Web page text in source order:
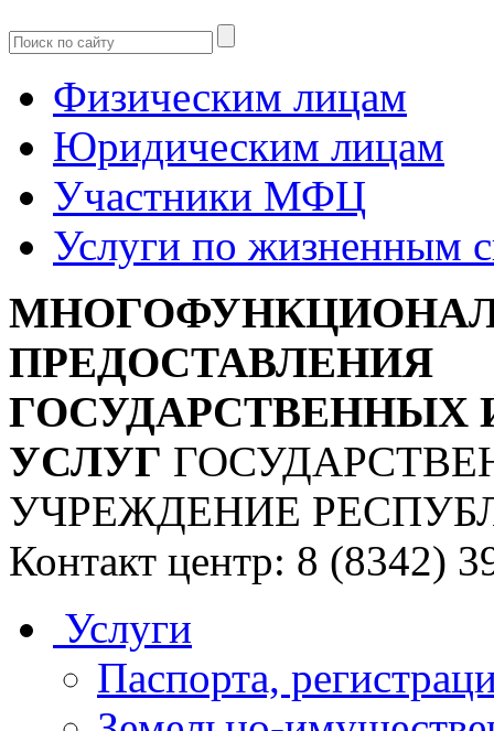
Физическим лицам
Юридическим лицам
Участники МФЦ
Услуги по жизненным
ПРЕДОСТАВЛЕНИЯ
УСЛУГ
УЧРЕЖДЕНИЕ
Контакт центр: 8 (8342)
Услуги
Паспорта,